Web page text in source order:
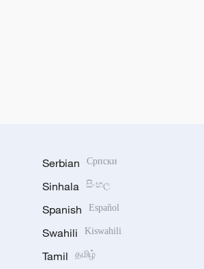
Serbian Српски
Sinhala සිංහල
Spanish Español
Swahili Kiswahili
Tamil தமிழ்